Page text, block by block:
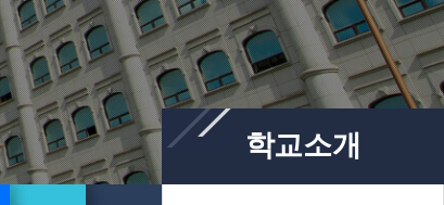
학교소개